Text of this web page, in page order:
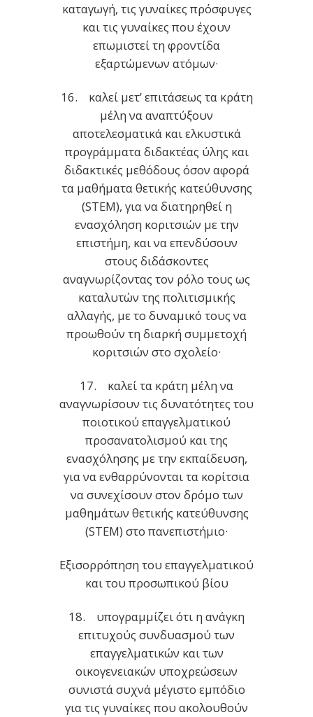
καταγωγή, τις γυναίκες πρόσφυγες
και τις γυναίκες που έχουν
επωμιστεί τη φροντίδα
εξαρτώμενων ατόμων·
16. καλεί μετ’ επιτάσεως τα κράτη
μέλη να αναπτύξουν
αποτελεσματικά και ελκυστικά
προγράμματα διδακτέας ύλης και
διδακτικές μεθόδους όσον αφορά
τα μαθήματα θετικής κατεύθυνσης
(STEM), για να διατηρηθεί η
ενασχόληση κοριτσιών με την
επιστήμη, και να επενδύσουν
στους διδάσκοντες
αναγνωρίζοντας τον ρόλο τους ως
καταλυτών της πολιτισμικής
αλλαγής, με το δυναμικό τους να
προωθούν τη διαρκή συμμετοχή
κοριτσιών στο σχολείο·
17. καλεί τα κράτη μέλη να
αναγνωρίσουν τις δυνατότητες του
ποιοτικού επαγγελματικού
προσανατολισμού και της
ενασχόλησης με την εκπαίδευση,
για να ενθαρρύνονται τα κορίτσια
να συνεχίσουν στον δρόμο των
μαθημάτων θετικής κατεύθυνσης
(STEM) στο πανεπιστήμιο·
Εξισορρόπηση του επαγγελματικού
και του προσωπικού βίου
18. υπογραμμίζει ότι η ανάγκη
επιτυχούς συνδυασμού των
επαγγελματικών και των
οικογενειακών υποχρεώσεων
συνιστά συχνά μέγιστο εμπόδιο
για τις γυναίκες που ακολουθούν